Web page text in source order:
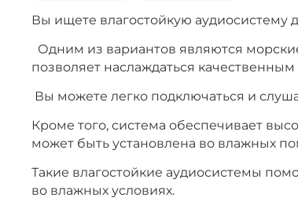
Вы ищете влагостойкую аудиосистему
Одним из вариантов являются
позволяет наслаждаться
Вы можете легко подключаться и
Кроме того, система обеспечивает
может быть установлена во влажных
Такие влагостойкие аудиосистемы
во влажных условиях.